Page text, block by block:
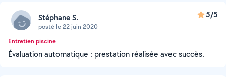
Stéphane S.
posté le 22 juin 2020
5/5
Entretien piscine
Évaluation automatique : prestation réalisée avec succès.